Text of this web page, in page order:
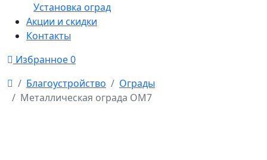
Установка оград
Акции и скидки
Контакты
Избранное0
Благоустройство
Ограды
Металлическая ограда ОМ7